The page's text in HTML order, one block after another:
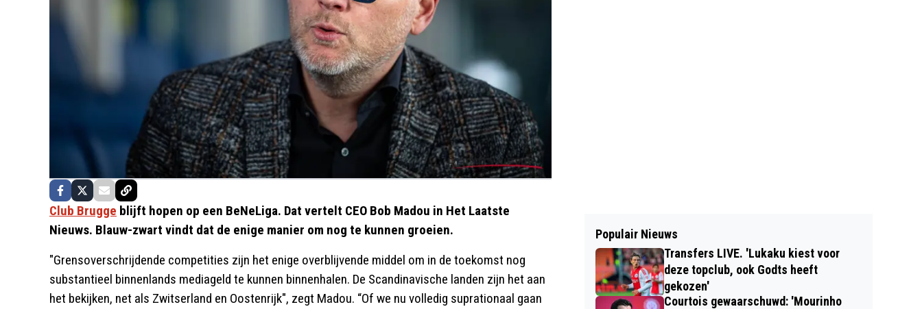
Club Brugge blijft hopen op een BeNeLiga. Dat vertelt CEO Bob Madou in Het Laatste
Nieuws. Blauw-zwart vindt dat de enige manier om nog te kunnen groeien.
"Grensoverschrijdende competities zijn het enige overblijvende middel om in de toekomst nog
substantieel binnenlands mediageld te kunnen binnenhalen. De Scandinavische landen zijn het aan
het bekijken, net als Zwitserland en Oostenrijk", zegt Madou. “Of we nu volledig suprationaal gaan
Populair Nieuws
Transfers LIVE. 'Lukaku kiest voor
deze topclub, ook Godts heeft
gekozen'
Courtois gewaarschuwd: 'Mourinho